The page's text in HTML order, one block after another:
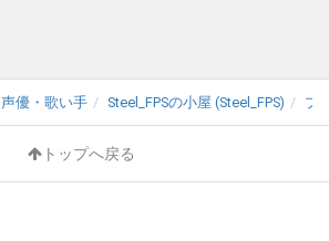
声優・歌い手 Steel_FPSの小屋 (Steel_FPS) プ
トップへ戻る